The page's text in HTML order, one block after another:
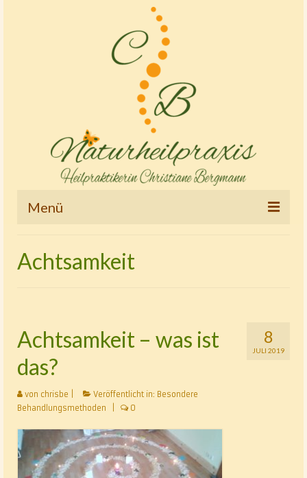
Menü
Therapien und Tätigkeitsschwerpunkte
Klassische Homöopathie
Gelenkbehandlung nach Luck (REGB)
Chakrablütenessenzentherapie
Alternative Heilmethoden
Achtsamkeit
8
JULI 2019
Achtsamkeit – was ist
das?
von chrisbe Veröffentlicht in: Besondere
Behandlungsmethoden
0